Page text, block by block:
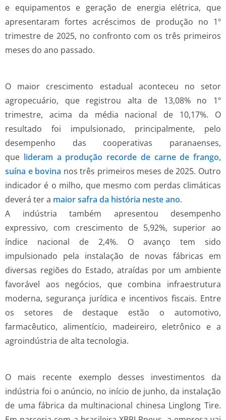
e equipamentos e geração de energia elétrica, que
apresentaram fortes acréscimos de produção no 1º
trimestre de 2025, no confronto com os três primeiros
meses do ano passado.
O maior crescimento estadual aconteceu no setor
agropecuário, que registrou alta de 13,08% no 1º
trimestre, acima da média nacional de 10,17%. O
resultado foi impulsionado, principalmente, pelo
desempenho das cooperativas paranaenses,
que lideram a produção recorde de carne de frango,
suína e bovina nos três primeiros meses de 2025. Outro
indicador é o milho, que mesmo com perdas climáticas
deverá ter a maior safra da história neste ano.
A indústria também apresentou desempenho
expressivo, com crescimento de 5,92%, superior ao
índice nacional de 2,4%. O avanço tem sido
impulsionado pela instalação de novas fábricas em
diversas regiões do Estado, atraídas por um ambiente
favorável aos negócios, que combina infraestrutura
moderna, segurança jurídica e incentivos fiscais. Entre
os setores de destaque estão o automotivo,
farmacêutico, alimentício, madeireiro, eletrônico e a
agroindústria de alta tecnologia.
O mais recente exemplo desses investimentos da
indústria foi o anúncio, no início de junho, da instalação
de uma fábrica da multinacional chinesa Linglong Tire.